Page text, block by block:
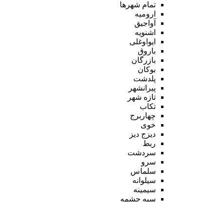
تمام شهر‌ها
ارومیه
آواجیق
اشنویه
ایواوغلی
باروق
بازرگان
بوکان
پلدشت
پیرانشهر
تازه شهر
تکاب
چهاربرج
خوی
دیزج دیز
ربط
سردشت
سرو
سلماس
سیلوانه
سیمینه
سیه چشمه